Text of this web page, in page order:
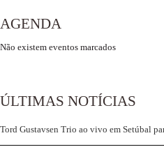
AGENDA
Não existem eventos marcados
ÚLTIMAS NOTÍCIAS
Tord Gustavsen Trio ao vivo em Setúbal